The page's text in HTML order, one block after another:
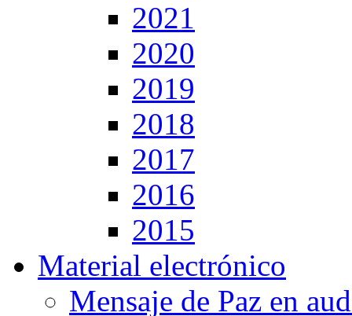
2021
2020
2019
2018
2017
2016
2015
Material electrónico
Mensaje de Paz en